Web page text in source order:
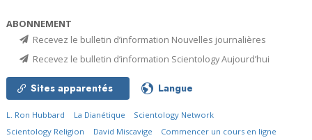
ABONNEMENT
Recevez le bulletin d’information Nouvelles journalières
Recevez le bulletin d’information Scientology Aujourd’hui
Sites apparentés Langue
L. Ron Hubbard La Dianétique
Scientology Network
Scientology Religion
David Miscavige Commencer un cours en ligne